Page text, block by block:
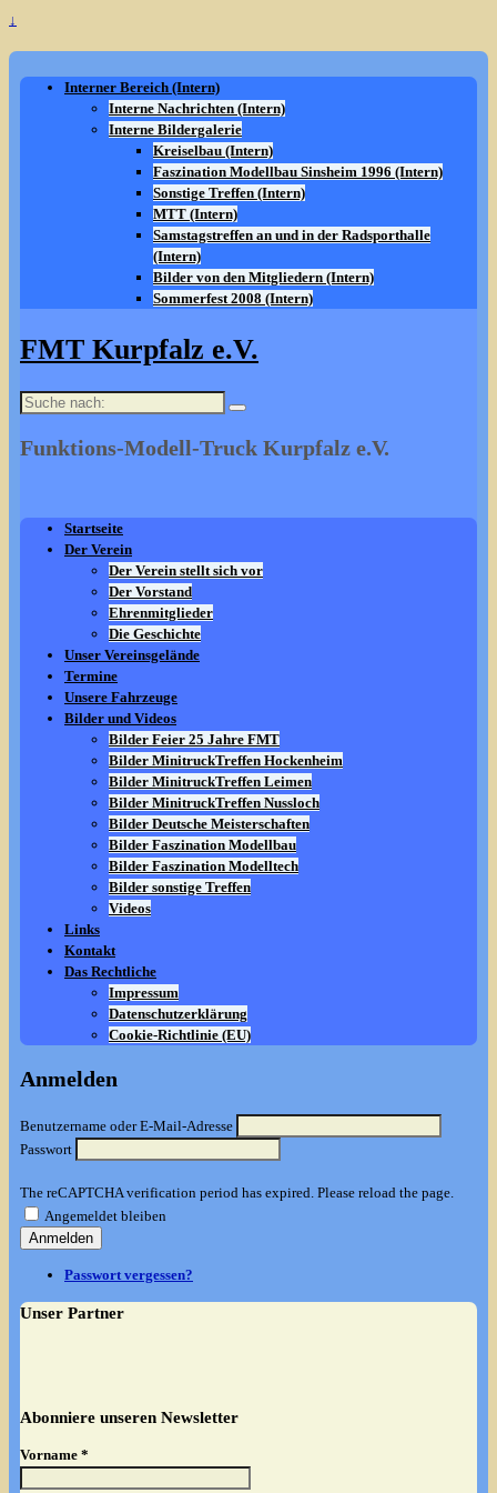
↓
Interner Bereich (Intern)
Interne Nachrichten (Intern)
Interne Bildergalerie
Kreiselbau (Intern)
Faszination Modellbau Sinsheim 1996 (Intern)
Sonstige Treffen (Intern)
MTT (Intern)
Samstagstreffen an und in der Radsporthalle
(Intern)
Bilder von den Mitgliedern (Intern)
Sommerfest 2008 (Intern)
FMT Kurpfalz e.V.
Suche
Funktions-Modell-Truck Kurpfalz e.V.
Startseite
Der Verein
Der Verein stellt sich vor
Der Vorstand
Ehrenmitglieder
Die Geschichte
Unser Vereinsgelände
Termine
Unsere Fahrzeuge
Bilder und Videos
Bilder Feier 25 Jahre FMT
Bilder MinitruckTreffen Hockenheim
Bilder MinitruckTreffen Leimen
Bilder MinitruckTreffen Nussloch
Bilder Deutsche Meisterschaften
Bilder Faszination Modellbau
Bilder Faszination Modelltech
Bilder sonstige Treffen
Videos
Links
Kontakt
Das Rechtliche
Impressum
Datenschutzerklärung
Cookie-Richtlinie (EU)
Anmelden
Benutzername oder E-Mail-Adresse
Passwort
The reCAPTCHA verification period has expired. Please reload the page.
Angemeldet bleiben
Anmelden
Passwort vergessen?
Unser Partner
Abonniere unseren Newsletter
Vorname *